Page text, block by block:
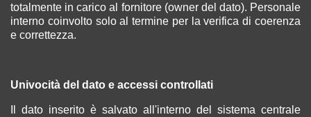
totalmente in carico al fornitore (owner del dato). Personale
interno coinvolto solo al termine per la verifica di coerenza
e correttezza.
Univocità del dato e accessi controllati
Il dato inserito è salvato all'interno del sistema centrale